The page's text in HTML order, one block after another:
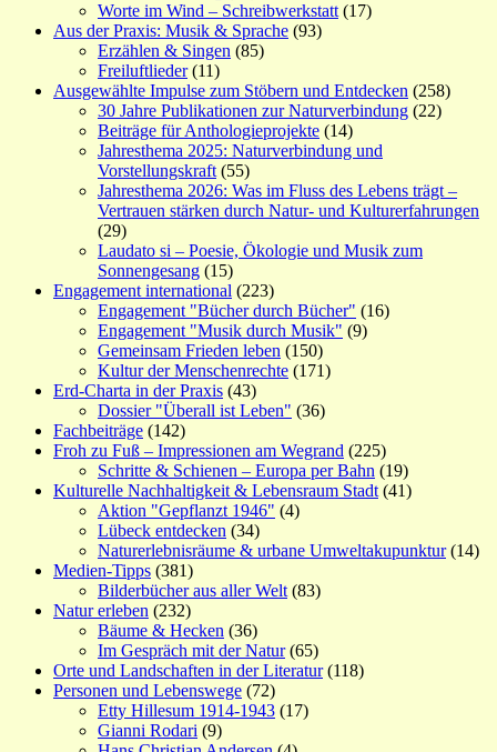
Worte im Wind – Schreibwerkstatt (17)
Aus der Praxis: Musik & Sprache (93)
Erzählen & Singen (85)
Freiluftlieder(11)
Ausgewählte Impulse zum Stöbern und Entdecken (258)
30 Jahre Publikationen zur Naturverbindung (22)
Beiträge für Anthologieprojekte (14)
Jahresthema 2025: Naturverbindung und
Vorstellungskraft (55)
Jahresthema 2026: Was im Fluss des Lebens trägt –
Vertrauen stärken durch Natur- und Kulturerfahrungen
(29)
Laudato si – Poesie, Ökologie und Musik zum
Sonnengesang (15)
Engagement international (223)
Engagement "Bücher durch Bücher" (16)
Engagement "Musik durch Musik" (9)
Gemeinsam Frieden leben (150)
Kultur der Menschenrechte (171)
Erd-Charta in der Praxis (43)
Dossier "Überall ist Leben" (36)
Fachbeiträge (142)
Froh zu Fuß – Impressionen am Wegrand (225)
Schritte & Schienen – Europa per Bahn (19)
Kulturelle Nachhaltigkeit & Lebensraum Stadt (41)
Aktion "Gepflanzt 1946" (4)
Lübeck entdecken (34)
Naturerlebnisräume & urbane Umweltakupunktur(14)
Medien-Tipps (381)
Bilderbücher aus aller Welt (83)
Natur erleben (232)
Bäume & Hecken (36)
Im Gespräch mit der Natur(65)
Orte und Landschaften in der Literatur(118)
Personen und Lebenswege (72)
Etty Hillesum 1914-1943 (17)
Gianni Rodari (9)